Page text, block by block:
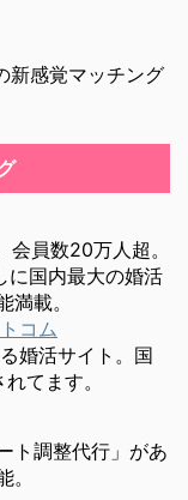
新感覚マッチング
会員数20万人超。
に国内最大の婚活
載。
コム
婚活サイト。国
てます。
ト調整代行」があ